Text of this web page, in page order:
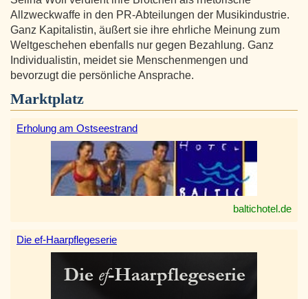
Allzweckwaffe in den PR-Abteilungen der Musikindustrie.
Ganz Kapitalistin, äußert sie ihre ehrliche Meinung zum
Weltgeschehen ebenfalls nur gegen Bezahlung. Ganz
Individualistin, meidet sie Menschenmengen und
bevorzugt die persönliche Ansprache.
Marktplatz
Erholung am Ostseestrand
baltichotel.de
Die ef-Haarpflegeserie